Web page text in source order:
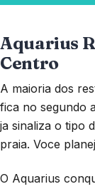
Aquarius
Centro
A maioria dos
fica no segundo
ja sinaliza o tipo
praia. Voce
O Aquarius